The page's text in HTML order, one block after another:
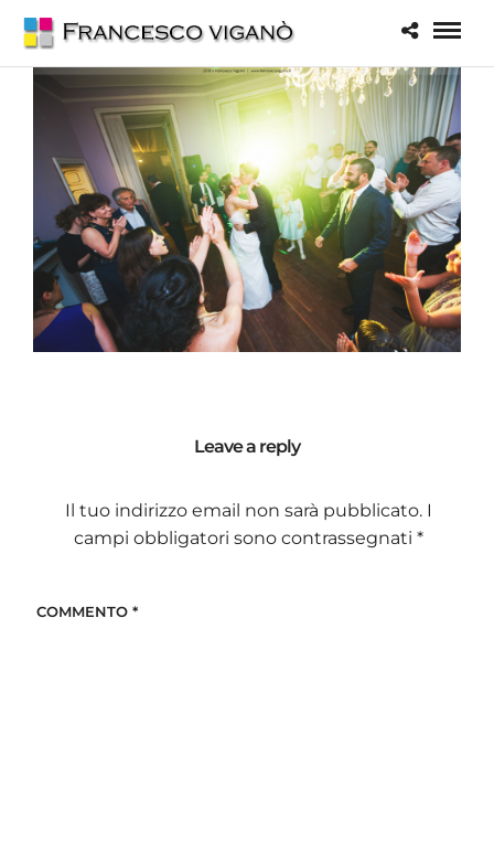
Leave a reply
Il tuo indirizzo email non sarà pubblicato. I
campi obbligatori sono contrassegnati *
COMMENTO *